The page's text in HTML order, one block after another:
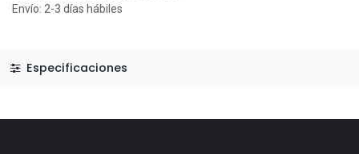
Envío: 2-3 días hábiles
Especificaciones